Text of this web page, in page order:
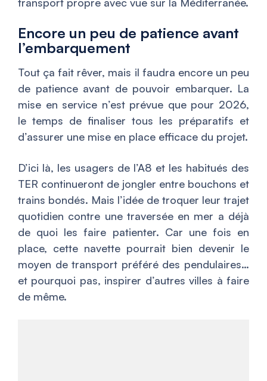
Encore un peu de patience avant
l’embarquement
Tout ça fait rêver, mais il faudra encore un peu
de patience avant de pouvoir embarquer. La
mise en service n’est prévue que pour 2026,
le temps de finaliser tous les préparatifs et
d’assurer une mise en place efficace du projet.
D’ici là, les usagers de l’A8 et les habitués des
TER continueront de jongler entre bouchons et
trains bondés. Mais l’idée de troquer leur trajet
quotidien contre une traversée en mer a déjà
de quoi les faire patienter. Car une fois en
place, cette navette pourrait bien devenir le
moyen de transport préféré des pendulaires…
et pourquoi pas, inspirer d’autres villes à faire
de même.